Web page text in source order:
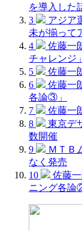
を導入した
3
アジア
未が揃って
4
佐藤一
チャレンジ」
5
佐藤一
6
佐藤一
各論③」
7
佐藤一
8
東京デ
数開催
9
ＭＴＢ
なく発売
10
佐藤
ニング各論